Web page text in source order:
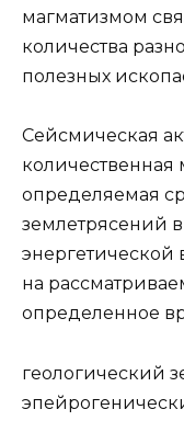
магматизмом
количества
полезных
Сейсмическая
определяемая
землетрясений
энергетической
на
определенное
геологический